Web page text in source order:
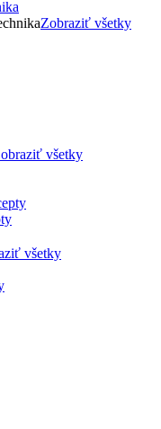
Zobraziť všetky
všetky
všetky